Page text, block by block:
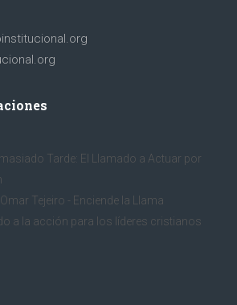
Tarde: El Llamado a Actuar por
Tejeiro - Enciende la Llama
a la acción para los líderes cristianos